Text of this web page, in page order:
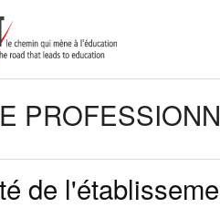
de